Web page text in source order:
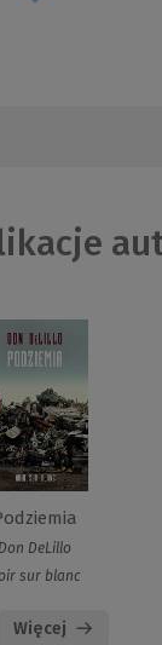
Don DeLillo
sur blanc
Więcej